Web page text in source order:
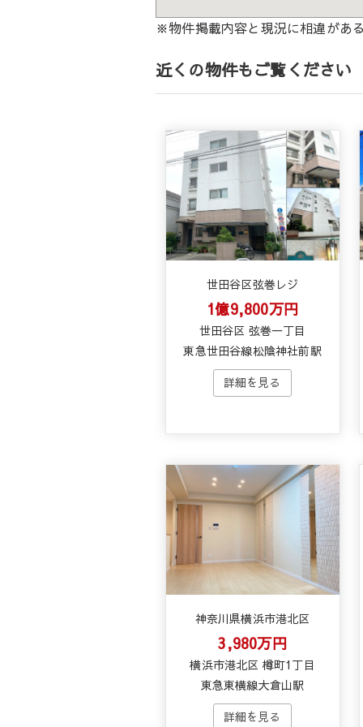
※物件掲載内容と現況に相違があ
近くの物件もご覧ください
世田谷区弦巻レジ
1億9,800万円
世田谷区 弦巻一丁目
東急世田谷線松陰神社前駅
神奈川県横浜市港北区
3,980万円
横浜市港北区 樽町1丁目
東急東横線大倉山駅